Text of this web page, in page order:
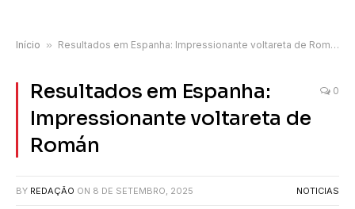
Início » Resultados em Espanha: Impressionante voltareta de Román
Resultados em Espanha:
Impressionante voltareta de
Román
0
BY REDAÇÃO ON 8 DE SETEMBRO, 2025 NOTICIAS